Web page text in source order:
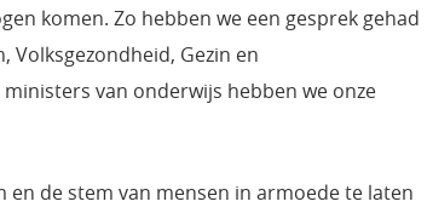
komen. Zo hebben we een gesprek gehad
Volksgezondheid, Gezin en
van onderwijs hebben we onze
de stem van mensen in armoede te laten